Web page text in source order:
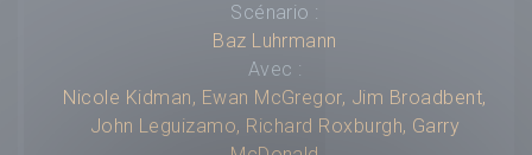
Scénario :
Baz Luhrmann
Avec :
Nicole Kidman, Ewan McGregor, Jim Broadbent,
John Leguizamo, Richard Roxburgh, Garry